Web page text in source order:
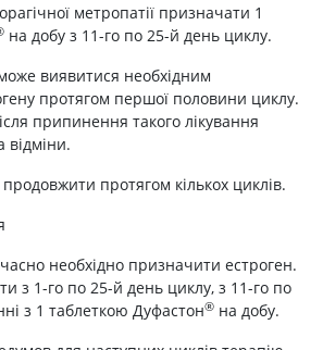
метропатії призначати 1
на добу з 11-го по 25-й день циклу.
виявитися необхідним
протягом першої половини циклу.
припинення такого лікування
відміни.
продовжити протягом кількох циклів.
необхідно призначити естроген.
з 1-го по 25-й день циклу, з 11-го по
з 1 таблеткою Дуфастон® на добу.